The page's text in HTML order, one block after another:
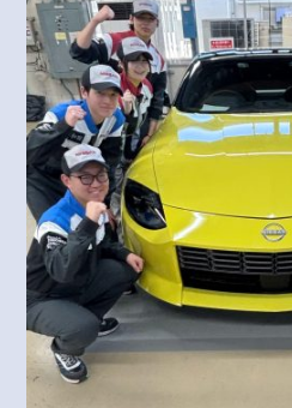
ペシャルなオープンキャンパ
ね。 ＊スペシャルイベントな
りません。 11：0...